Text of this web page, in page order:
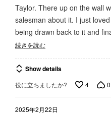
Taylor. There up on the wall was this beauty and I asked the
salesman about it. I just
being drawn back to it and
続きを読む
Show details
役に立ちましたか? 4 0
2025年2月22日